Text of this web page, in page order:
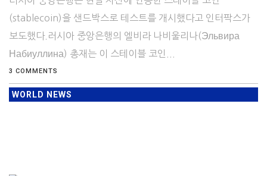
(stablecoin)을 샌드박스로 테스트를 개시했다고 인터팍스가
보도했다.러시아 중앙은행의 엘비라 나비울리나(Эльвира
Набиуллина) 총재는 이 스테이블 코인...
3 COMMENTS
WORLD NEWS